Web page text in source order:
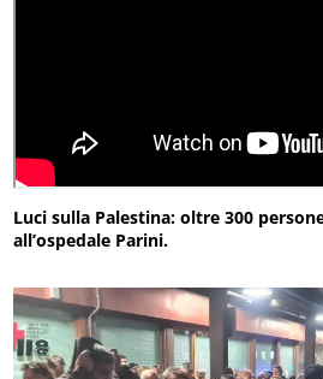
Luci sulla Palestina: oltre 300
all’ospedale Parini.